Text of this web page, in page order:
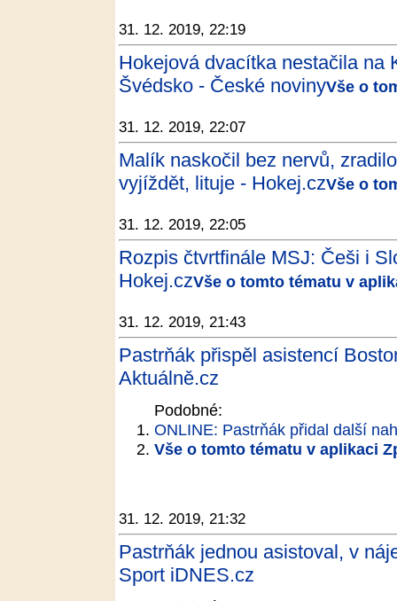
31. 12. 2019, 22:19
Hokejová dvacítka nestačila na
Švédsko - České novinyVše o
31. 12. 2019, 22:07
Malík naskočil bez nervů,
vyjíždět, lituje - Hokej.czVše o
31. 12. 2019, 22:05
Rozpis čtvrtfinále MSJ: Češi i
Hokej.czVše o tomto tématu v
31. 12. 2019, 21:43
Pastrňák přispěl asistencí
Aktuálně.cz
Podobné:
ONLINE: Pastrňák přidal další
Vše o tomto tématu v aplikaci
31. 12. 2019, 21:32
Pastrňák jednou asistoval, v
Sport iDNES.cz